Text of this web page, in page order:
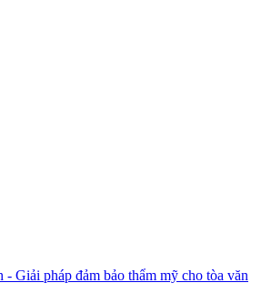
Giải pháp đảm bảo thẩm mỹ cho tòa văn